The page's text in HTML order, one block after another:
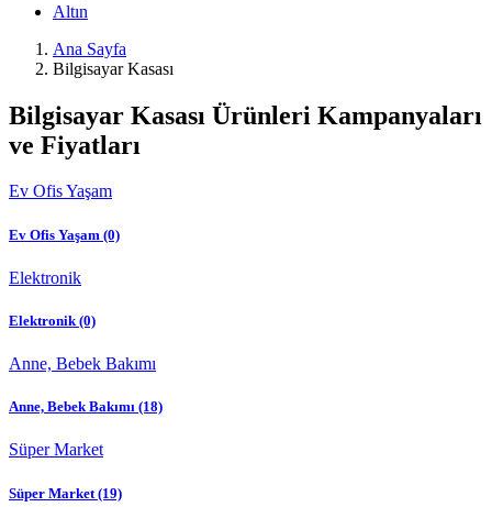
Altın
Ana Sayfa
Bilgisayar Kasası
Bilgisayar Kasası Ürünleri Kampanyaları
ve Fiyatları
Ev Ofis Yaşam
Ev Ofis Yaşam (0)
Elektronik
Elektronik (0)
Anne, Bebek Bakımı
Anne, Bebek Bakımı (18)
Süper Market
Süper Market (19)